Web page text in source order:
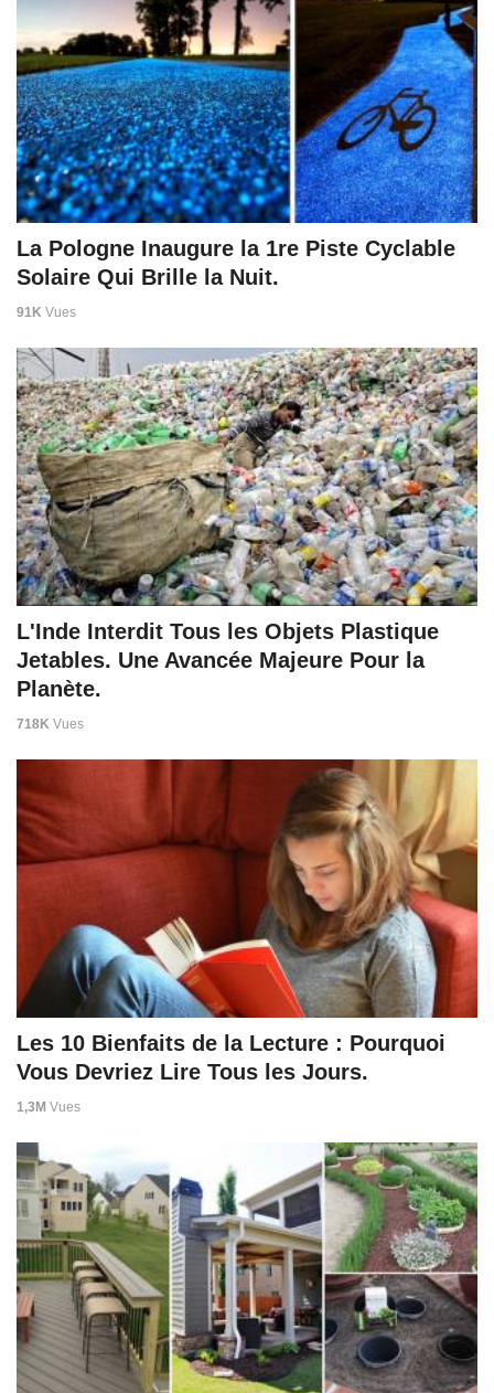
La Pologne Inaugure la 1re Piste Cyclable
Solaire Qui Brille la Nuit.
91K Vues
L'Inde Interdit Tous les Objets Plastique
Jetables. Une Avancée Majeure Pour la
Planète.
718K Vues
Les 10 Bienfaits de la Lecture : Pourquoi
Vous Devriez Lire Tous les Jours.
1,3M Vues